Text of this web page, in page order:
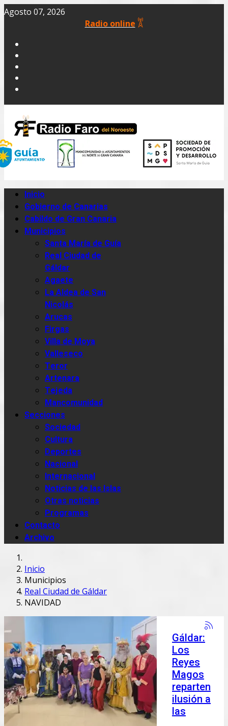
Agosto 07, 2026
Radio online
Inicio
Gobierno de Canarias
Cabildo de Gran Canaria
Municipios
Santa María de Guía
Real Ciudad de
Gáldar
Agaete
La Aldea de San
Nicolás
Arucas
Firgas
Villa de Moya
Valleseco
Teror
Artenara
Tejeda
Mancomunidad
Secciones
Sociedad
Cultura
Deportes
Nacional
Internacional
Noticias de las Islas
Otras noticias
Programas
Contacto
Archivo
Inicio
Municipios
Real Ciudad de Gáldar
NAVIDAD
Gáldar:
Los
Reyes
Magos
reparten
ilusión a
las